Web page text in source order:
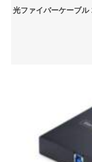
光ファイバーケーブ